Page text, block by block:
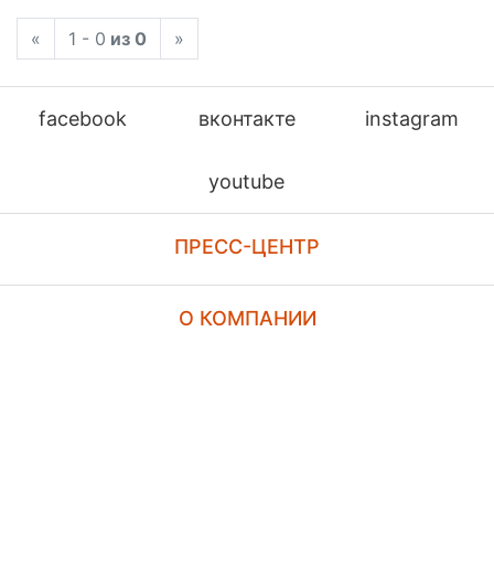
« 1 - 0 из 0 »
facebook вконтакте instagram
youtube
ПРЕСС-ЦЕНТР
О КОМПАНИИ